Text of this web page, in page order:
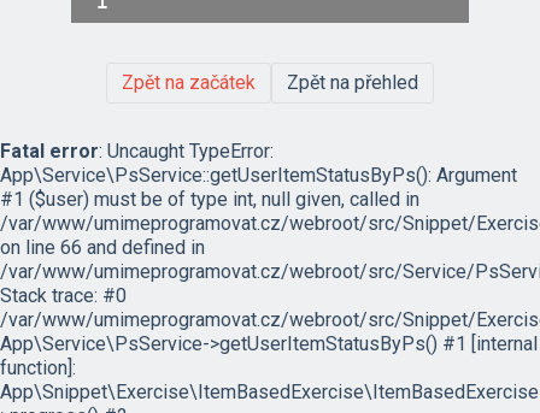
Zpět na začátek Zpět na přehled
Fatal error: Uncaught TypeError:
App\Service\PsService::getUserItemStatusByPs(): Argument
#1 ($user) must be of type int, null given, called in
/var/www/umimeprogramovat.cz/webroot/src/Snippet/
on line 66 and defined in
/var/www/umimeprogramovat.cz/webroot/src/Service/
Stack trace: #0
/var/www/umimeprogramovat.cz/webroot/src/Snippet/
App\Service\PsService->getUserItemStatusByPs() #1 [internal
function]: